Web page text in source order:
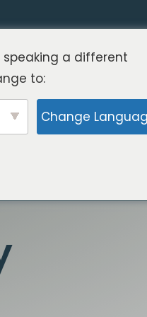
a different
to:
Change